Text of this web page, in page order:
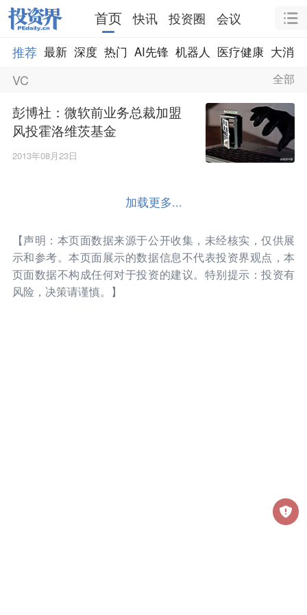
首页 快讯 投资圈
会议
推荐 最新 深度 热门 AI先锋 机器人 医疗健康 大消费
VC 全部
彭博社：微软前业务总裁加盟
风投霍洛维茨基金
2013年08月23日
加载更多...
【声明：本页面数据来源于公开收集，未经核实，仅供展
示和参考。本页面展示的数据信息不代表投资界观点，本
页面数据不构成任何对于投资的建议。特别提示：投资有
风险，决策请谨慎。】